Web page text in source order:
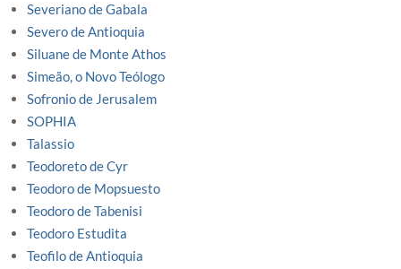
Severiano de Gabala
Severo de Antioquia
Siluane de Monte Athos
Simeão, o Novo Teólogo
Sofronio de Jerusalem
SOPHIA
Talassio
Teodoreto de Cyr
Teodoro de Mopsuesto
Teodoro de Tabenisi
Teodoro Estudita
Teofilo de Antioquia